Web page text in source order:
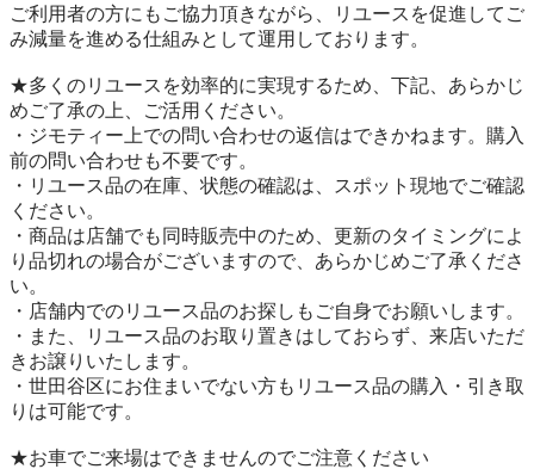
ご利用者の方にもご協力頂きながら、リユースを促進してご
み減量を進める仕組みとして運用しております。
★多くのリユースを効率的に実現するため、下記、あらかじ
めご了承の上、ご活用ください。
・ジモティー上での問い合わせの返信はできかねます。購入
前の問い合わせも不要です。
・リユース品の在庫、状態の確認は、スポット現地でご確認
ください。
・商品は店舗でも同時販売中のため、更新のタイミングによ
り品切れの場合がございますので、あらかじめご了承くださ
い。
・店舗内でのリユース品のお探しもご自身でお願いします。
・また、リユース品のお取り置きはしておらず、来店いただ
きお譲りいたします。
・世田谷区にお住まいでない方もリユース品の購入・引き取
りは可能です。
★お車でご来場はできませんのでご注意ください